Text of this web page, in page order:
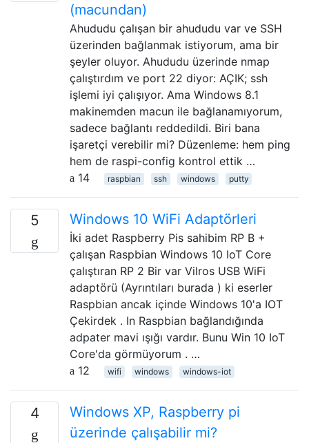
(macundan)
Ahududu çalışan bir ahududu var ve SSH
üzerinden bağlanmak istiyorum, ama bir
şeyler oluyor. Ahududu üzerinde nmap
çalıştırdım ve port 22 diyor: AÇIK; ssh
işlemi iyi çalışıyor. Ama Windows 8.1
makinemden macun ile bağlanamıyorum,
sadece bağlantı reddedildi. Biri bana
işaretçi verebilir mi? Düzenleme: hem ping
hem de raspi-config kontrol ettik …
14
raspbian ssh windows putty
5 Windows 10 WiFi Adaptörleri
İki adet Raspberry Pis sahibim RP B +
çalışan Raspbian Windows 10 IoT Core
çalıştıran RP 2 Bir var Vilros USB WiFi
adaptörü (Ayrıntıları burada ) ki eserler
Raspbian ancak içinde Windows 10'a IOT
Çekirdek . In Raspbian bağlandığında
adpater mavi ışığı vardır. Bunu Win 10 IoT
Core'da görmüyorum . …
12
wifi windows windows-iot
4
Windows XP, Raspberry pi
üzerinde çalışabilir mi?